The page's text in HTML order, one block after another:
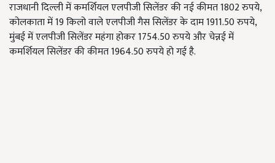
राजधानी दिल्ली में कमर्शियल एलपीजी सिलेंडर की नई कीमत 1802 रुपये,
कोलकाता में 19 किलो वाले एलपीजी गैस सिलेंडर के दाम 1911.50 रुपये,
मुंबई में एलपीजी सिलेंडर महंगा होकर 1754.50 रुपये और चेन्नई में
कमर्शियल सिलेंडर की कीमत 1964.50 रुपये हो गई है.